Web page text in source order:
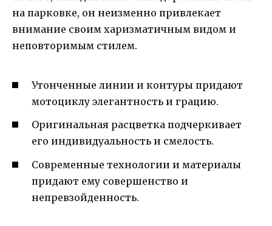
на парковке, он неизменно привлекает
внимание своим харизматичным видом и
неповторимым стилем.
Утонченные линии и контуры придают
мотоциклу элегантность и грацию.
Оригинальная расцветка подчеркивает
его индивидуальность и смелость.
Современные технологии и материалы
придают ему совершенство и
непревзойденность.